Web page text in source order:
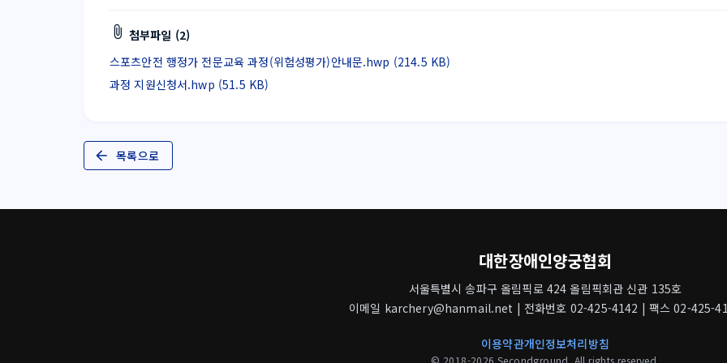
첨부파일 (2)
스포츠안전 행정가 전문교육 과정(위험성평가)안내문.hwp (214.5 KB)
과정 지원신청서.hwp (51.5 KB)
목록으로
대한장애인양궁협회
서울특별시 송파구 올림픽로 424 올림픽회관 신관 135호
이메일 karchery@hanmail.net | 전화번호 02-425-4142 | 팩스 02-425-
이용약관개인정보처리방침
© 2018-2026 Secondground. All rights reserved.